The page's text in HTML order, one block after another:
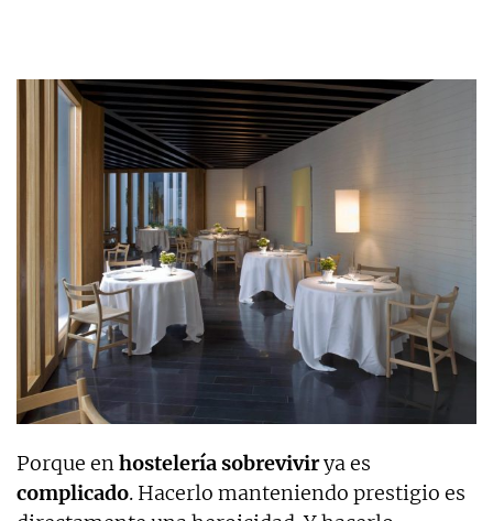
Porque enhostelería sobrevivirya es
complicado. Hacerlo manteniendo prestigio es